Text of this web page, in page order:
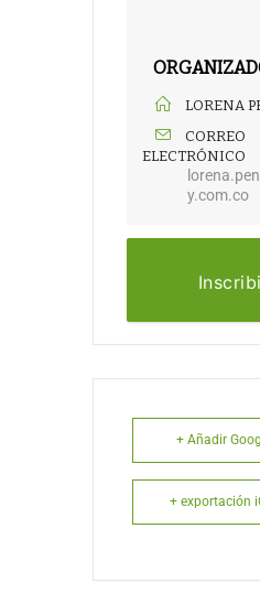
LORENA
CORREO
ELECTRÓNICO
y.com.co
+ Añadir
+ exportación